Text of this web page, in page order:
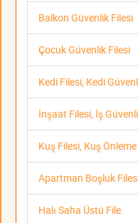
Balkon Güvenlik Filesi
Çocuk Güvenlik Filesi
Kedi Filesi, Kedi
İnşaat Filesi, İş
Kuş Filesi, Kuş
Apartman Boşluk
Halı Saha Üstü File